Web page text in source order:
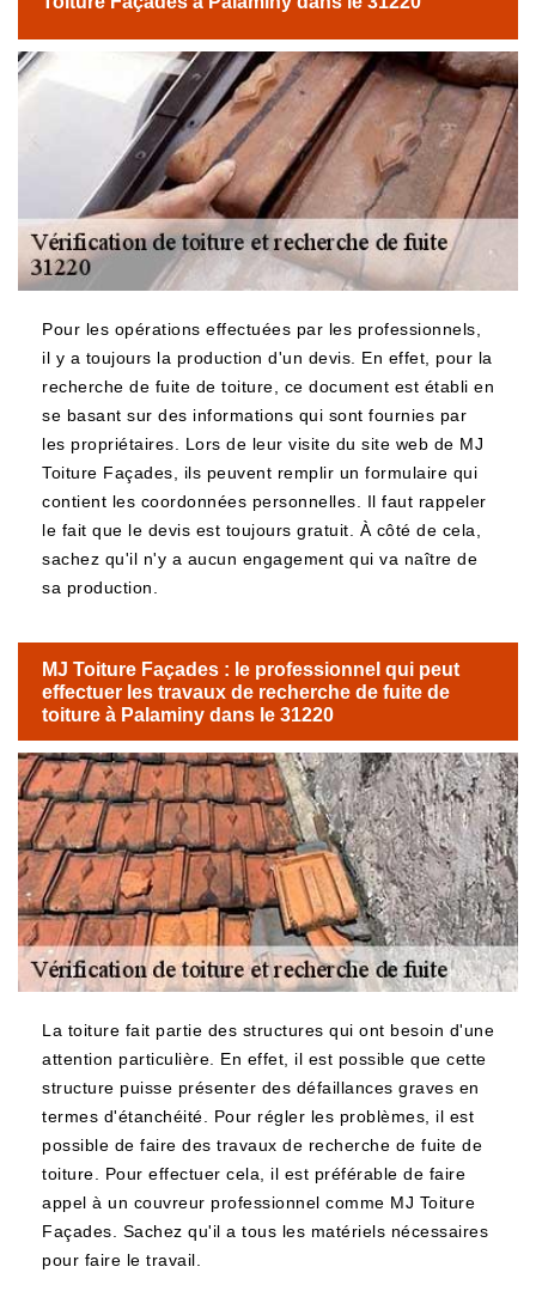
Pour les opérations effectuées par les professionnels,
il y a toujours la production d'un devis. En effet, pour la
recherche de fuite de toiture, ce document est établi en
se basant sur des informations qui sont fournies par
les propriétaires. Lors de leur visite du site web de MJ
Toiture Façades, ils peuvent remplir un formulaire qui
contient les coordonnées personnelles. Il faut rappeler
le fait que le devis est toujours gratuit. À côté de cela,
sachez qu'il n'y a aucun engagement qui va naître de
sa production.
MJ Toiture Façades : le professionnel qui peut
effectuer les travaux de recherche de fuite de
toiture à Palaminy dans le 31220
La toiture fait partie des structures qui ont besoin d'une
attention particulière. En effet, il est possible que cette
structure puisse présenter des défaillances graves en
termes d'étanchéité. Pour régler les problèmes, il est
possible de faire des travaux de recherche de fuite de
toiture. Pour effectuer cela, il est préférable de faire
appel à un couvreur professionnel comme MJ Toiture
Façades. Sachez qu'il a tous les matériels nécessaires
pour faire le travail.